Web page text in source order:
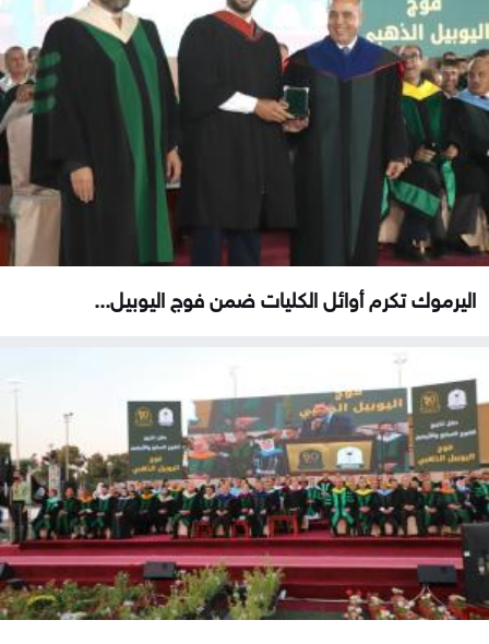
اليرموك تكرم أوائل الكليات ضمن فوج اليوبيل...